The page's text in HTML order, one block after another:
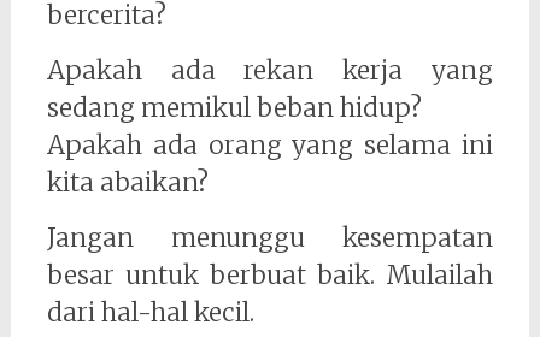
bercerita?
Apakah ada rekan kerja yang
sedang memikul beban hidup?
Apakah ada orang yang selama ini
kita abaikan?
Jangan menunggu kesempatan
besar untuk berbuat baik. Mulailah
dari hal-hal kecil.